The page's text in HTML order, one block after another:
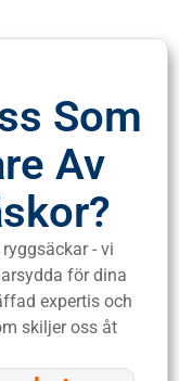
Som
Av
- vi
för dina
expertis och
skiljer oss åt